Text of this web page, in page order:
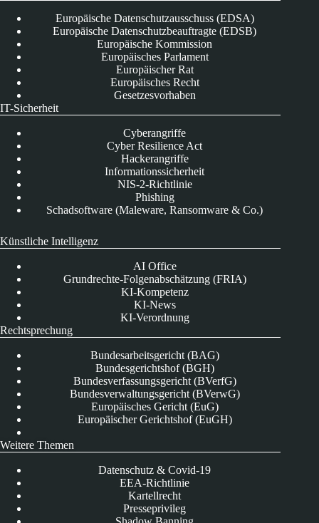
Europäische Datenschutzausschuss (EDSA)
Europäische Datenschutzbeauftragte (EDSB)
Europäische Kommission
Europäisches Parlament
Europäischer Rat
Europäisches Recht
Gesetzesvorhaben
IT-Sicherheit
Cyberangriffe
Cyber Resilience Act
Hackerangriffe
Informationssicherheit
NIS-2-Richtlinie
Phishing
Schadsoftware (Maleware, Ransomware & Co.)
Künstliche Intelligenz
AI Office
Grundrechte-Folgenabschätzung (FRIA)
KI-Kompetenz
KI-News
KI-Verordnung
Rechtsprechung
Bundesarbeitsgericht (BAG)
Bundesgerichtshof (BGH)
Bundesverfassungsgericht (BVerfG)
Bundesverwaltungsgericht (BVerwG)
Europäisches Gericht (EuG)
Europäischer Gerichtshof (EuGH)
Weitere Themen
Datenschutz & Covid-19
EEA-Richtlinie
Kartellrecht
Presseprivileg